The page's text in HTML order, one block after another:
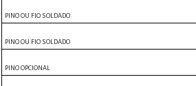
PINO OU FIO SOLDADO
PINO OU FIO SOLDADO
PINO OPCIONAL